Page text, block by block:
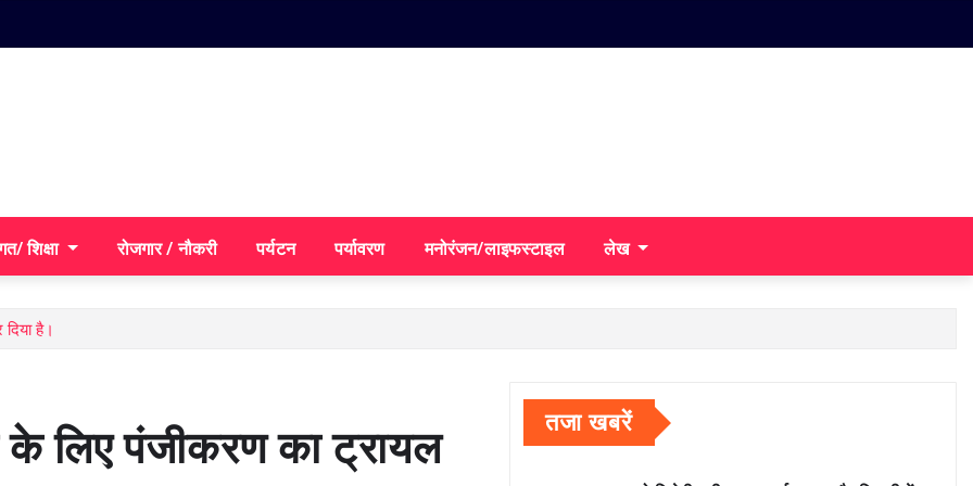
शिक्षा रोजगार / नौकरी पर्यटन पर्यावरण मनोरंजन/लाइफस्टाइल लेख
है।
के लिए पंजीकरण का ट्रायल तजा खबरें